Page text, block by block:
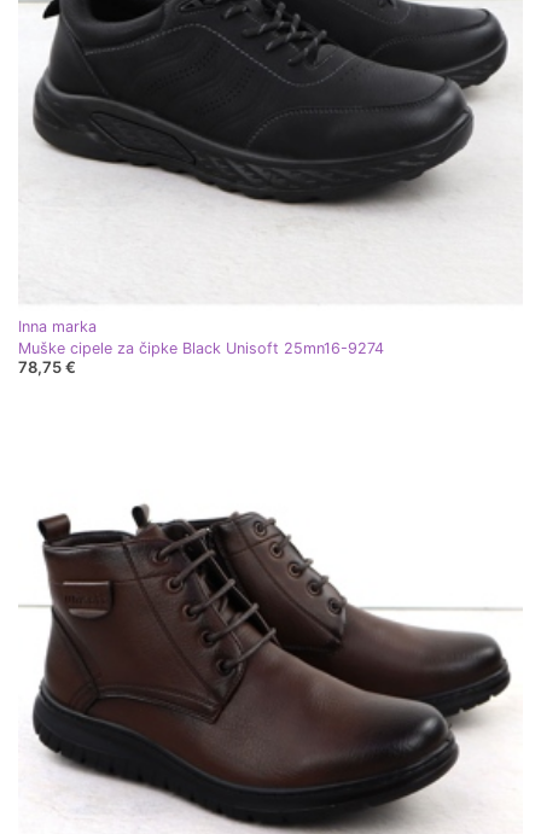
Inna marka
Muške cipele za čipke Black Unisoft 25mn16-9274
78,75 €